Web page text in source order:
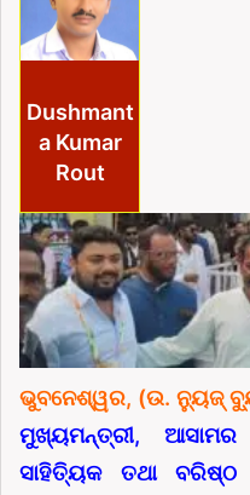
Dushmant
a Kumar
Rout
ଭୁବନେଶ୍ୱର, (ଉ. ନ୍ୟୁଜ୍
ମୁଖ୍ୟମନ୍ତ୍ରୀ, ଆସାମର
ସାହିତ୍ୟିକ ତଥା